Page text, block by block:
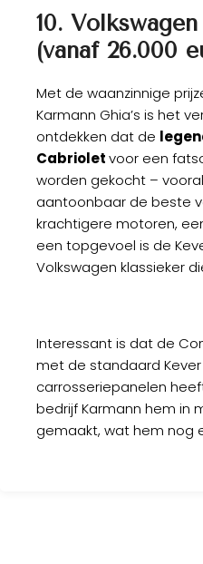
10.
(vanaf 26.000
Met de waanzinnige
Karmann Ghia’s is het
ontdekken dat de
Cabrioletvoor een
worden gekocht –
aantoonbaar de beste
krachtigere motoren,
een topgevoel is de
Volkswagen klassieker
Interessant is dat de
met de standaard
carrosseriepanelen
bedrijf Karmann hem in
gemaakt, wat hem nog